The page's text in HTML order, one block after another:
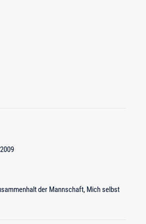
der Mannschaft, Mich selbst